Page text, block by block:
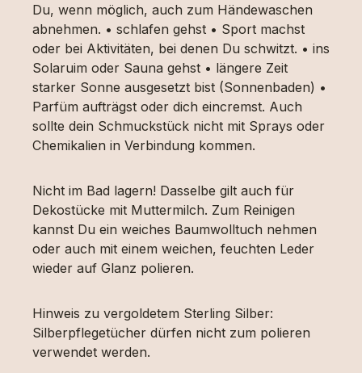
Du, wenn möglich, auch zum Händewaschen
abnehmen. • schlafen gehst • Sport machst
oder bei Aktivitäten, bei denen Du schwitzt. • ins
Solaruim oder Sauna gehst • längere Zeit
starker Sonne ausgesetzt bist (Sonnenbaden) •
Parfüm aufträgst oder dich eincremst. Auch
sollte dein Schmuckstück nicht mit Sprays oder
Chemikalien in Verbindung kommen.
Nicht im Bad lagern! Dasselbe gilt auch für
Dekostücke mit Muttermilch. Zum Reinigen
kannst Du ein weiches Baumwolltuch nehmen
oder auch mit einem weichen, feuchten Leder
wieder auf Glanz polieren.
Hinweis zu vergoldetem Sterling Silber:
Silberpflegetücher dürfen nicht zum polieren
verwendet werden.